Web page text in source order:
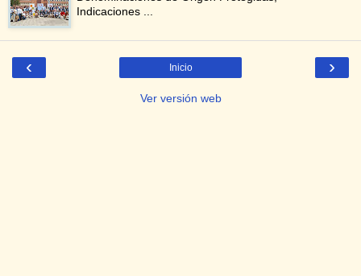
Indicaciones ...
‹ ›
Inicio
Ver versión web